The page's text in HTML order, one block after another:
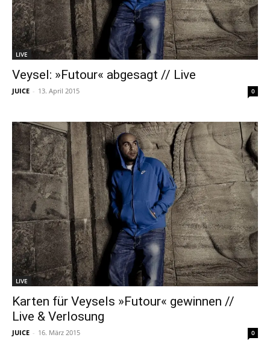
LIVE
Veysel: »Futour« abgesagt // Live
JUICE - 13. April 2015 0
LIVE
Karten für Veysels »Futour« gewinnen //
Live & Verlosung
JUICE - 16. März 2015 0